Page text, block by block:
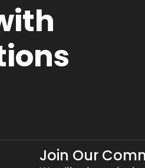
Join Our